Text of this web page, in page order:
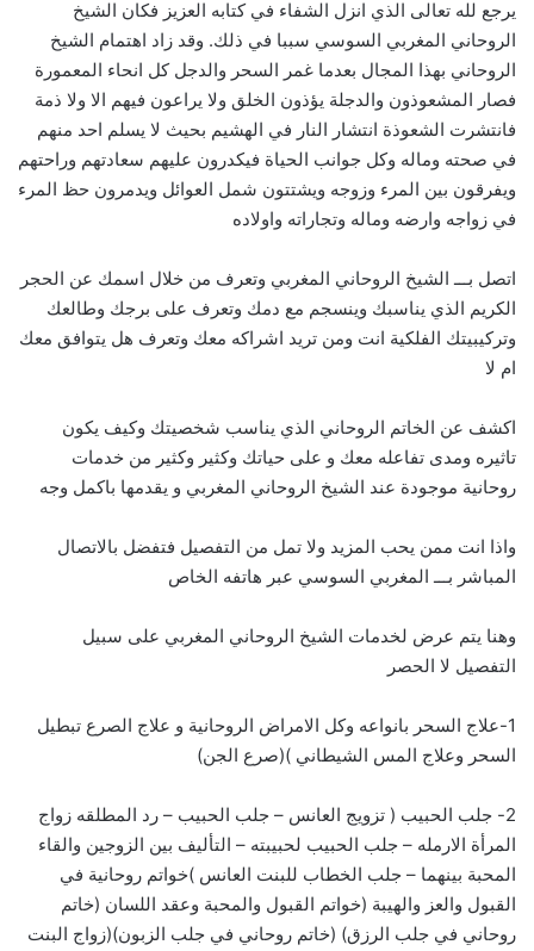
يرجع لله تعالى الذي انزل الشفاء في كتابه العزيز فكان الشيخ
الروحاني المغربي السوسي سببا في ذلك. وقد زاد اهتمام الشيخ
الروحاني بهذا المجال بعدما غمر السحر والدجل كل انحاء المعمورة
فصار المشعوذون والدجلة يؤذون الخلق ولا يراعون فيهم الا ولا ذمة
فانتشرت الشعوذة انتشار النار في الهشيم بحيث لا يسلم احد منهم
في صحته وماله وكل جوانب الحياة فيكدرون عليهم سعادتهم وراحتهم
ويفرقون بين المرء وزوجه ويشتتون شمل العوائل ويدمرون حظ المرء
في زواجه وارضه وماله وتجاراته واولاده
اتصل بـــ الشيخ الروحاني المغربي وتعرف من خلال اسمك عن الحجر
الكريم الذي يناسبك وينسجم مع دمك وتعرف على برجك وطالعك
وتركيبيتك الفلكية انت ومن تريد اشراكه معك وتعرف هل يتوافق معك
ام لا
اكشف عن الخاتم الروحاني الذي يناسب شخصيتك وكيف يكون
تاثيره ومدى تفاعله معك و على حياتك وكثير وكثير من خدمات
روحانية موجودة عند الشيخ الروحاني المغربي و يقدمها باكمل وجه
واذا انت ممن يحب المزيد ولا تمل من التفصيل فتفضل بالاتصال
المباشر بـــ المغربي السوسي عبر هاتفه الخاص
وهنا يتم عرض لخدمات الشيخ الروحاني المغربي على سبيل
التفصيل لا الحصر
1-علاج السحر بانواعه وكل الامراض الروحانية و علاج الصرع تبطيل
السحر وعلاج المس الشيطاني )(صرع الجن)
2- جلب الحبيب ( تزويج العانس – جلب الحبيب – رد المطلقه زواج
المرأة الارمله – جلب الحبيب لحبيبته – التأليف بين الزوجين والقاء
المحبة بينهما – جلب الخطاب للبنت العانس )خواتم روحانية في
القبول والعز والهيبة (خواتم القبول والمحبة وعقد اللسان (خاتم
روحاني في جلب الرزق) (خاتم روحاني في جلب الزبون)(زواج البنت